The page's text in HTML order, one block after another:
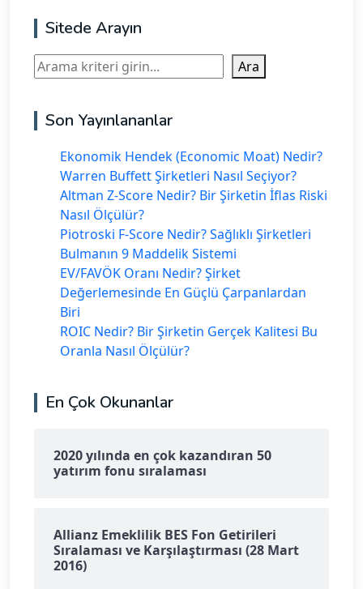
Sitede Arayın
Ara Ara
Son Yayınlananlar
Ekonomik Hendek (Economic Moat) Nedir?
Warren Buffett Şirketleri Nasıl Seçiyor?
Altman Z-Score Nedir? Bir Şirketin İflas Riski
Nasıl Ölçülür?
Piotroski F-Score Nedir? Sağlıklı Şirketleri
Bulmanın 9 Maddelik Sistemi
EV/FAVÖK Oranı Nedir? Şirket
Değerlemesinde En Güçlü Çarpanlardan
Biri
ROIC Nedir? Bir Şirketin Gerçek Kalitesi Bu
Oranla Nasıl Ölçülür?
En Çok Okunanlar
2020 yılında en çok kazandıran 50
yatırım fonu sıralaması
Allianz Emeklilik BES Fon Getirileri
Sıralaması ve Karşılaştırması (28 Mart
2016)